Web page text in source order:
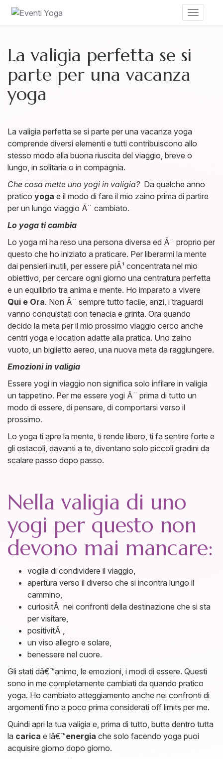
Toggle
La valigia perfetta se si
parte per una vacanza
yoga
La valigia perfetta se si parte per una vacanza yoga
comprende diversi elementi e tutti contribuiscono allo
stesso modo alla buona riuscita del viaggio, breve o
lungo, in solitaria o in compagnia.
Che cosa mette uno yogi in valigia?Da qualche anno
pratico yoga e il modo di fare il mio zaino prima di partire
per un lungo viaggio Ã¨ cambiato.
Lo yoga ti cambia
Lo yoga mi ha reso una persona diversa ed Ã¨ proprio per
questo che ho iniziato a praticare. Per liberarmi la mente
dai pensieri inutili, per essere piÃ¹ concentrata nel mio
obiettivo, per cercare ogni giorno una centratura perfetta
e un equilibrio tra anima e mente. Ho imparato a vivere
Qui e Ora. Non Ã¨ sempre tutto facile, anzi, i traguardi
vanno conquistati con tenacia e grinta. Ora quando
decido la meta per il mio prossimo viaggio cerco anche
centri yoga e location adatte alla pratica. Uno zaino
vuoto, un biglietto aereo, una nuova meta da raggiungere.
Emozioni in valigia
Essere yogi in viaggio non significa solo infilare in valigia
un tappetino. Per me essere yogi Ã¨ prima di tutto un
modo di essere, di pensare, di comportarsi verso il
prossimo.
Lo yoga ti apre la mente, ti rende libero, ti fa sentire forte e
gli ostacoli, davanti a te, diventano solo piccoli gradini da
scalare passo dopo passo.
Nella valigia di uno
yogi per questo non
devono mai mancare:
voglia di condividere il viaggio,
apertura verso il diverso che si incontra lungo il
cammino,
curiositÃ nei confronti della destinazione che si sta
per visitare,
positivitÃ ,
un viso allegro e solare,
benessere nel cuore.
Gli stati dâ€™animo, le emozioni, i modi di essere. Questi
sono in me completamente cambiati da quando pratico
yoga. Ho cambiato atteggiamento anche nei confronti di
argomenti fino a poco prima considerati off limits per me.
Quindi apri la tua valigia e, prima di tutto, butta dentro tutta
la carica e lâ€™energia che solo facendo yoga puoi
acquisire giorno dopo giorno.